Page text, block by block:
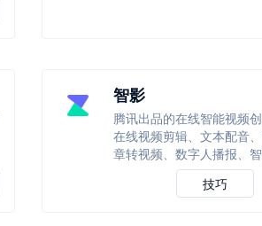
智影
腾讯出品的在线智能视频
在线视频剪辑、文本配音
章转视频、数字人播报、
技巧